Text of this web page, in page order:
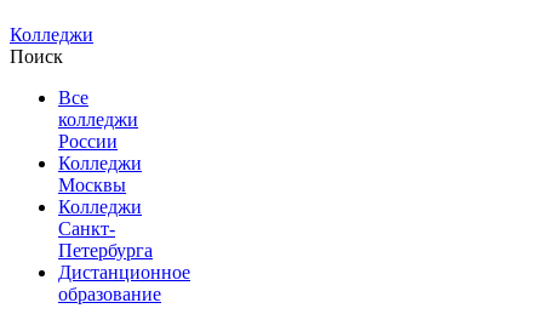
Колледжи
Поиск
Все
колледжи
России
Колледжи
Москвы
Колледжи
Санкт-
Петербурга
Дистанционное
образование